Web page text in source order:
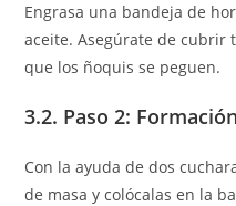
Engrasa una bandeja de
aceite. Asegúrate de cubrir
que los ñoquis se peguen.
3.2. Paso 2:
Con la ayuda de dos
de masa y colócalas en la